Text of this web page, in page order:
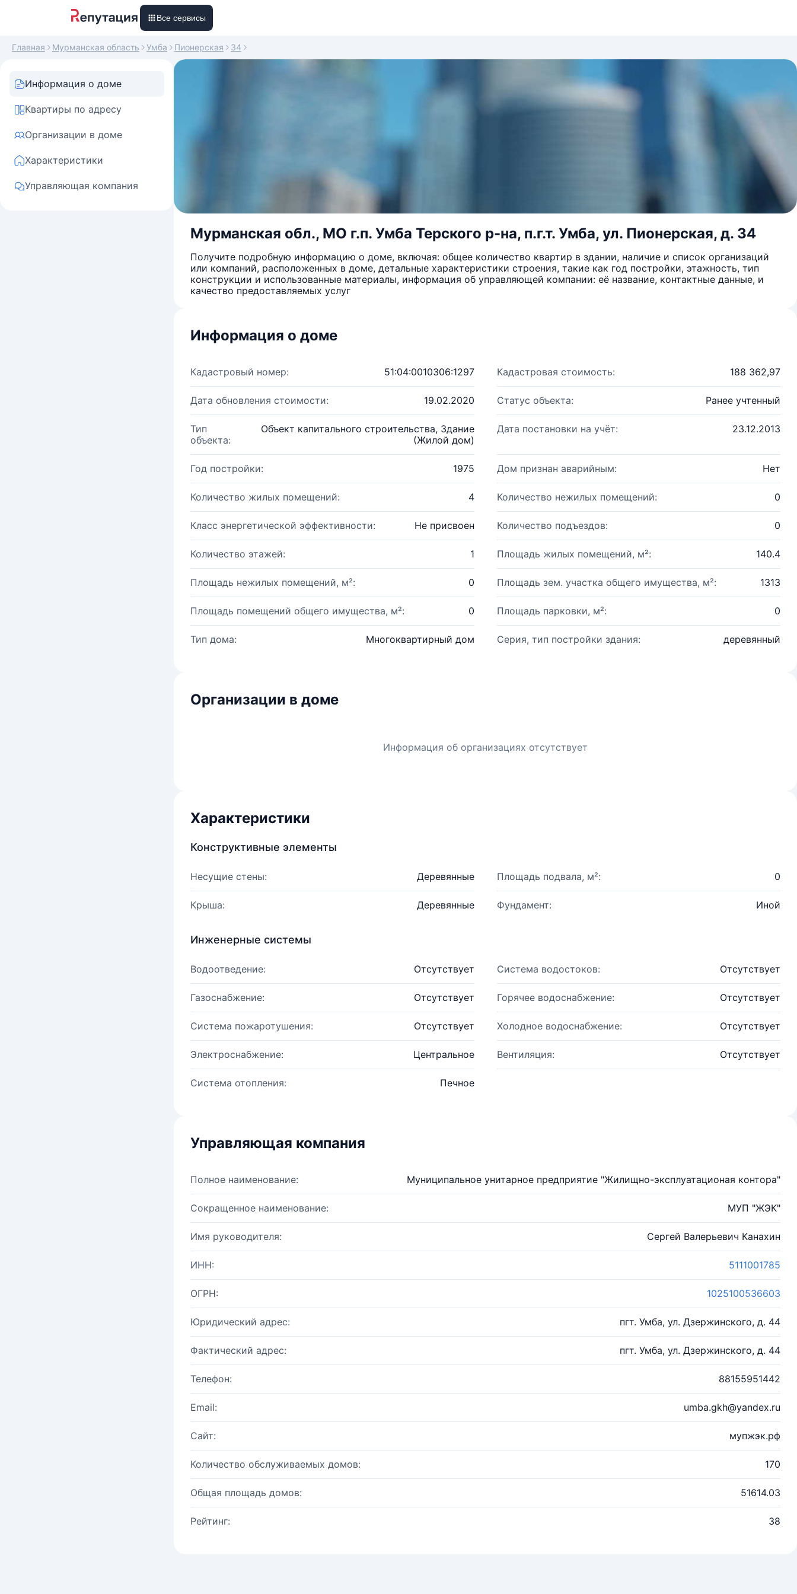
Все сервисы
Главная Мурманская область Умба Пионерская 34
Информация о доме
Квартиры по адресу
Организации в доме
Характеристики
Управляющая компания
Мурманская обл., МО г.п. Умба Терского р-на, п.г.т. Умба, ул. Пионерская, д. 34
Получите подробную информацию о доме, включая: общее количество квартир в здании, наличие и список организаций
или компаний, расположенных в доме, детальные характеристики строения, такие как год постройки, этажность, тип
конструкции и использованные материалы, информация об управляющей компании: её название, контактные данные, и
качество предоставляемых услуг
Информация о доме
Кадастровый номер: 51:04:0010306:1297 Кадастровая стоимость: 188 362,97
Дата обновления стоимости: 19.02.2020 Статус объекта: Ранее учтенный
Тип
объекта:
Объект капитального строительства, Здание
(Жилой дом)
Дата постановки на учёт: 23.12.2013
Год постройки: 1975 Дом признан аварийным: Нет
Количество жилых помещений: 4 Количество нежилых помещений: 0
Класс энергетической эффективности: Не присвоен Количество подъездов: 0
Количество этажей: 1 Площадь жилых помещений, м²: 140.4
Площадь нежилых помещений, м²: 0 Площадь зем. участка общего имущества, м²: 1313
Площадь помещений общего имущества, м²: 0 Площадь парковки, м²: 0
Тип дома: Многоквартирный дом Серия, тип постройки здания: деревянный
Организации в доме
Информация об организациях отсутствует
Характеристики
Конструктивные элементы
Несущие стены: Деревянные Площадь подвала, м²: 0
Крыша: Деревянные Фундамент: Иной
Инженерные системы
Водоотведение: Отсутствует Система водостоков: Отсутствует
Газоснабжение: Отсутствует Горячее водоснабжение: Отсутствует
Система пожаротушения: Отсутствует Холодное водоснабжение: Отсутствует
Электроснабжение: Центральное Вентиляция: Отсутствует
Система отопления: Печное
Управляющая компания
Полное наименование: Муниципальное унитарное предприятие "Жилищно-эксплуатационая контора"
Сокращенное наименование: МУП "ЖЭК"
Имя руководителя: Сергей Валерьевич Канахин
ИНН: 5111001785
ОГРН: 1025100536603
Юридический адрес: пгт. Умба, ул. Дзержинского, д. 44
Фактический адрес: пгт. Умба, ул. Дзержинского, д. 44
Телефон: 88155951442
Email: umba.gkh@yandex.ru
Сайт: мупжэк.рф
Количество обслуживаемых домов: 170
Общая площадь домов: 51614.03
Рейтинг: 38